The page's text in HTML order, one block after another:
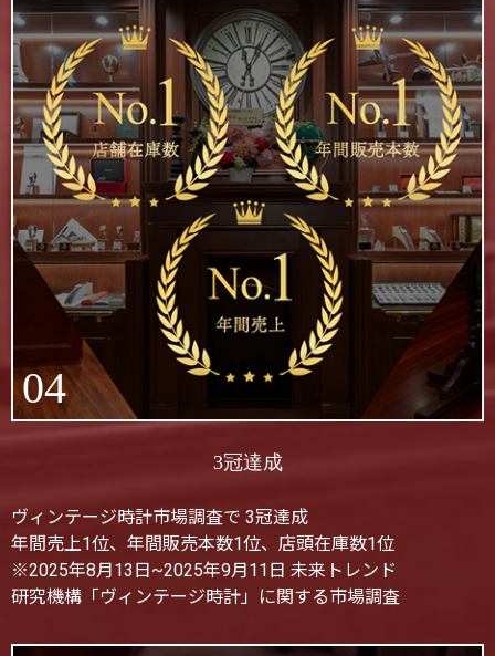
04
3冠達成
ヴィンテージ時計市場調査で 3冠達成
年間売上1位、年間販売本数1位、店頭在庫数1位
※2025年8月13日~2025年9月11日 未来トレンド
研究機構「ヴィンテージ時計」に関する市場調査